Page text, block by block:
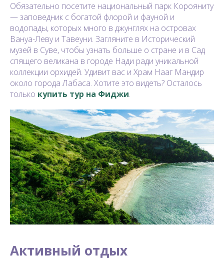
Обязательно посетите национальный парк Корояниту
— заповедник с богатой флорой и фауной и
водопады, которых много в джунглях на островах
Вануа-Леву и Тавеуни. Загляните в Исторический
музей в Суве, чтобы узнать больше о стране и в Сад
спящего великана в городе Нади ради уникальной
коллекции орхидей. Удивит вас и Храм Нааг Мандир
около города Лабаса. Хотите это видеть? Осталось
только купить тур на Фиджи.
Активный отдых